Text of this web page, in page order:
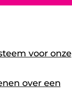
voor onze
over een